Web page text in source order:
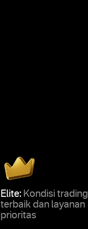
Elite: Kondisi trading
terbaik dan layanan
prioritas